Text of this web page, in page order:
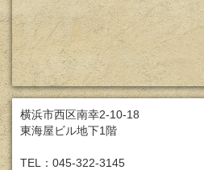
横浜市西区南幸2-10-18
東海屋ビル地下1階
TEL：045-322-3145